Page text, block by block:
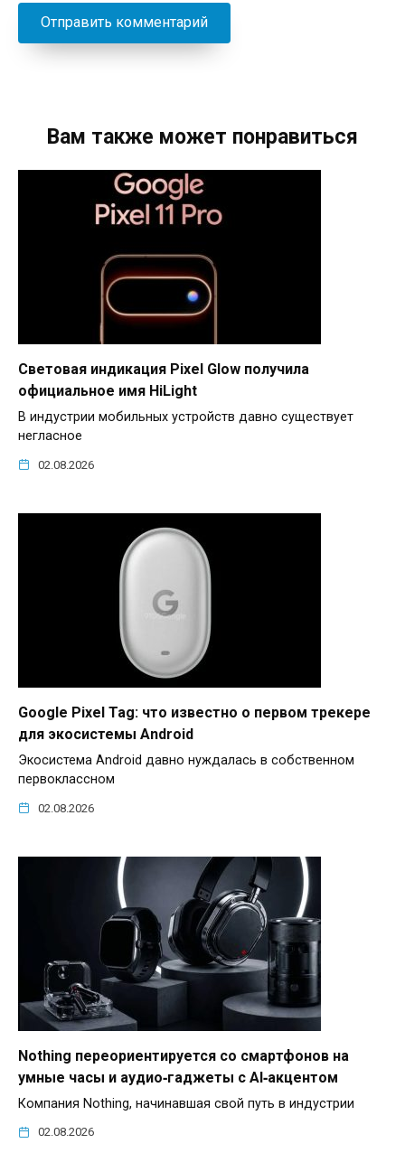
Вам также может понравиться
Световая индикация Pixel Glow получила
официальное имя HiLight
В индустрии мобильных устройств давно существует
негласное
02.08.2026
Google Pixel Tag: что известно о первом трекере
для экосистемы Android
Экосистема Android давно нуждалась в собственном
первоклассном
02.08.2026
Nothing переориентируется со смартфонов на
умные часы и аудио‑гаджеты с AI‑акцентом
Компания Nothing, начинавшая свой путь в индустрии
02.08.2026